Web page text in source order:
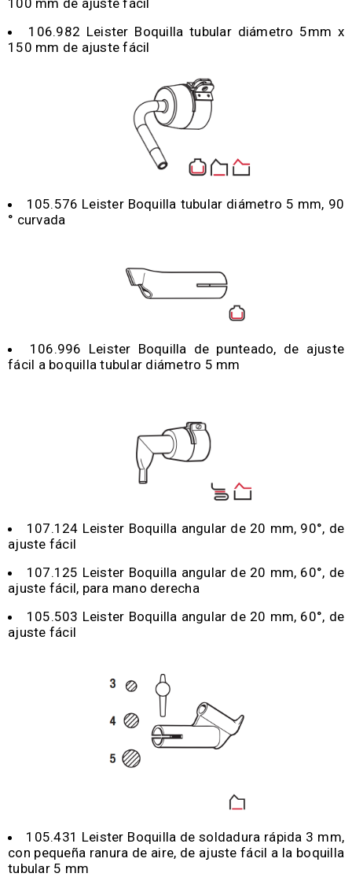
106.982 Leister Boquilla tubular diámetro 5mm x
150 mm de ajuste fácil
105.576 Leister Boquilla tubular diámetro 5 mm, 90
° curvada
106.996 Leister Boquilla de punteado, de ajuste
fácil a boquilla tubular diámetro 5 mm
107.124 Leister Boquilla angular de 20 mm, 90°, de
ajuste fácil
107.125 Leister Boquilla angular de 20 mm, 60°, de
ajuste fácil, para mano derecha
105.503 Leister Boquilla angular de 20 mm, 60°, de
ajuste fácil
105.431 Leister Boquilla de soldadura rápida 3 mm,
con pequeña ranura de aire, de ajuste fácil a la boquilla
tubular 5 mm